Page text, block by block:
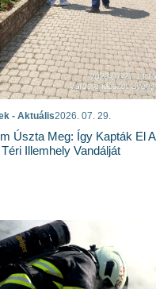
- Aktuális2026. 07. 29.
Úszta Meg: Így Kapták El A
Illemhely Vandálját